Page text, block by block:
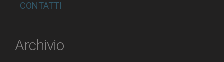
CONTATTI
Archivio